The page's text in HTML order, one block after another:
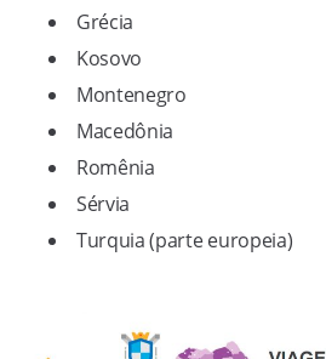
Grécia
Kosovo
Montenegro
Macedônia
Romênia
Sérvia
Turquia (parte europeia)